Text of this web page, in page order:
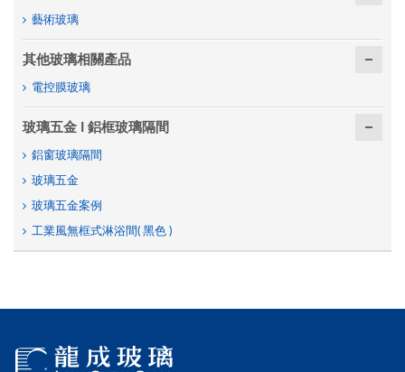
藝術玻璃
其他玻璃相關產品
電控膜玻璃
玻璃五金 I 鋁框玻璃隔間
鋁窗玻璃隔間
玻璃五金
玻璃五金案例
工業風無框式淋浴間( 黑色 )